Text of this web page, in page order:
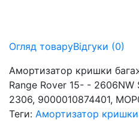
Огляд товаруВідгуки (0)
Амортизатор кришки
Range Rover 15- - 2606NW
2306, 9000010874401,
Теги: Амортизатор